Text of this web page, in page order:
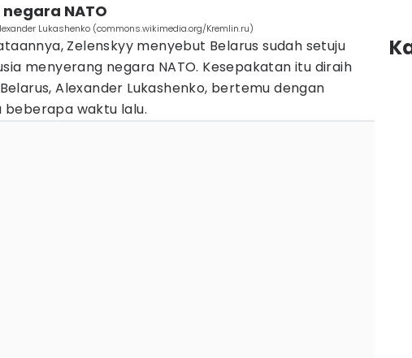
NATO
Lukashenko (commons.wikimedia.org/Kremlin.ru)
Zelenskyy menyebut Belarus sudah setuju
menyerang negara NATO. Kesepakatan itu diraih
Alexander Lukashenko, bertemu dengan
beberapa waktu lalu.